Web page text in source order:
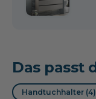
Das passt
Handtuchhalter (4)